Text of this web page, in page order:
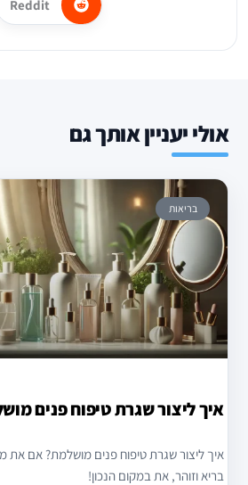
Reddit
אולי יעניין אותך גם
בריאות
איך ליצור שגרת טיפוח פנים
איך ליצור שגרת טיפוח פנים מושלמת? אם את
בריא וזוהר, את במקום הנכון!